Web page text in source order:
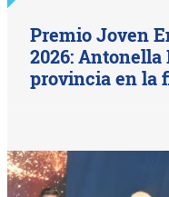
Premio Joven
2026: Antonella
provincia en la